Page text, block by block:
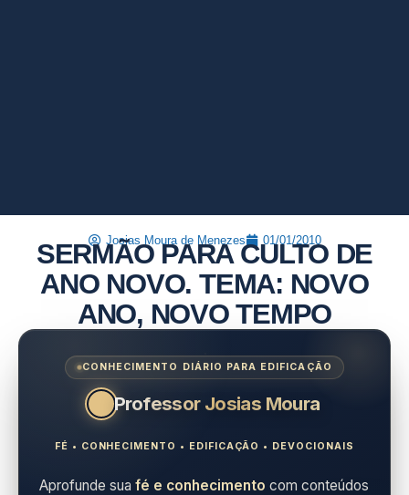
Josias Moura de Menezes 01/01/2010
SERMÃO PARA CULTO DE
ANO NOVO. TEMA: NOVO
ANO, NOVO TEMPO
CONHECIMENTO DIÁRIO PARA EDIFICAÇÃO
Professor Josias Moura
FÉ • CONHECIMENTO • EDIFICAÇÃO • DEVOCIONAIS
Aprofunde suafé e conhecimento com conteúdos